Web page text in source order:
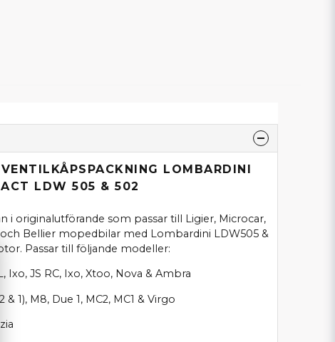
LOMBARDINI
ACT LDW 505 & 502
i originalutförande som passar till Ligier, Microcar,
och Bellier mopedbilar med Lombardini LDW505 &
Passar till följande modeller:
Ixo, JS RC, Ixo, Xtoo, Nova & Ambra
& 1), M8, Due 1, MC2, MC1 & Virgo